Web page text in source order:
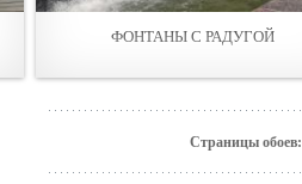
ФОНТАНЫ С РАДУГОЙ
Страницы обоев: